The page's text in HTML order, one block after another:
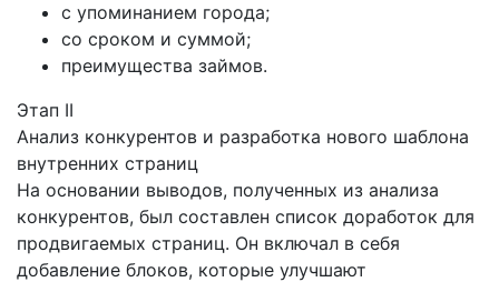
с упоминанием города;
со сроком и суммой;
преимущества займов.
Этап II
Анализ конкурентов и разработка нового шаблона
внутренних страниц
На основании выводов, полученных из анализа
конкурентов, был составлен список доработок для
продвигаемых страниц. Он включал в себя
добавление блоков, которые улучшают